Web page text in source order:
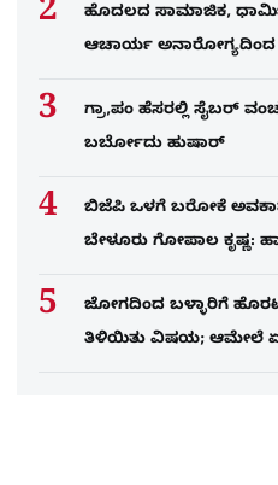
ಹೊದಲದ ಸಾಮಾಜಿಕ,
ಆಚಾರ್ಯ
ಗ್ರಾ,ಪಂ ಹೆಸರಲ್ಲಿ ಸೈಬ‌ರ್
ಬರ್ಬೋದು ಹುಷಾರ್​​
ಬಿಜೆಪಿ ಒಳಗೆ ಬರೋಕೆ
ಬೇಳೂರು ಗೋಪಾಲ ಕೃಷ್ಣ:
ಜೋಗದಿಂದ ಬಳ್ಳಾರಿಗೆ
ತಿಳಿಯಿತು ವಿಷಯ; ಆಮೇಲೆ